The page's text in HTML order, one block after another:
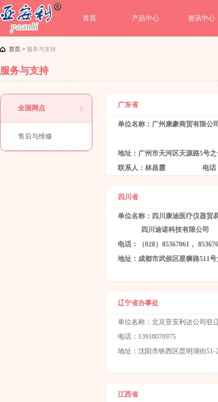
首页 产品中心 资讯中心
首页 > 服务与支持
服务与支持
全国网点
售后与维修
广东省
单位名称：广州康豪商贸有限公
地址：广州市天河区天源路5号之
联系人：林昌霞 电话：
四川省
单位名称：四川康迪医疗仪器贸
四川迪诺科技有限公司
电话：（028）85367061，
地址：成都市武侯区星狮路511
辽宁省办事处
单位名称：北京亚安利达公
电话：13918070975
地址：沈阳市铁西区昆明湖街
江西省